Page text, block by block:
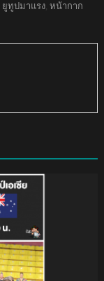
ยูทูปมาแรง, หน้ากาก